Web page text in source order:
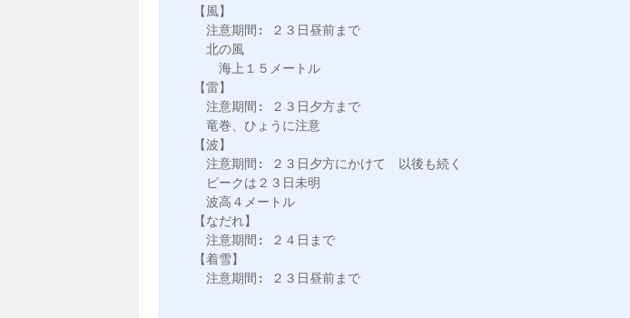
【風】
注意期間: ２３日昼前まで
北の風
海上１５メートル
【雷】
注意期間: ２３日夕方まで
竜巻、ひょうに注意
【波】
注意期間: ２３日夕方にかけて　以後も続く
ピークは２３日未明
波高４メートル
【なだれ】
注意期間: ２４日まで
【着雪】
注意期間: ２３日昼前まで